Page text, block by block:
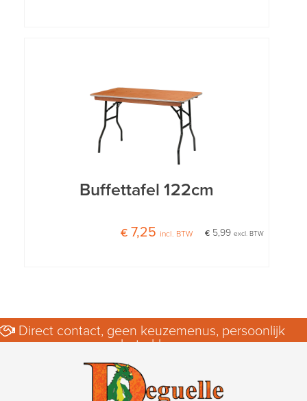
Buffettafel 122cm
€ 5,99excl. BTW
€ 7,25 incl. BTW
Direct contact, geen keuzemenus, persoonlijk
betrokken.